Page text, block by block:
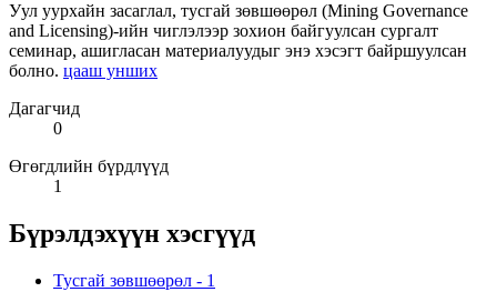
Уул уурхайн засаглал, тусгай зөвшөөрөл (Mining Governance
and Licensing)-ийн чиглэлээр зохион байгуулсан сургалт
семинар, ашигласан материалуудыг энэ хэсэгт байршуулсан
болно. цааш унших
Дагагчид
0
Өгөгдлийн бүрдлүүд
1
Бүрэлдэхүүн хэсгүүд
Тусгай зөвшөөрөл - 1